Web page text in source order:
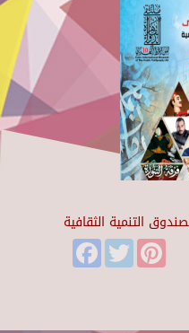
التنمية الثقافية
FacebookTwitter